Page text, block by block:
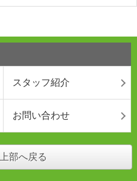
スタッフ紹介
お問い合わせ
部へ戻る